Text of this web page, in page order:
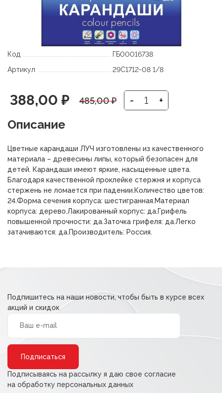
Код
ГБ00016738
Артикул
29С1712-08 1/8
485,00₽
Первоначальная
цена
составляла
485,00 ₽.
388,00 ₽
Текущая
цена:
388,00 ₽.
- +
Описание
Цветные карандаши ЛУЧ изготовлены из качественного
материала – древесины липы, который безопасен для
детей. Карандаши имеют яркие, насыщенные цвета.
Благодаря качественной проклейке стержня и корпуса
стержень не ломается при падении.Количество цветов:
24.Форма сечения корпуса: шестигранная.Материал
корпуса: дерево.Лакированный корпус: да.Грифель
повышенной прочности: да.Заточка грифеля: да.Легко
затачиваются: да.Производитель: Россия.
Подпишитесь на наши новости, чтобы быть в курсе всех
акций и скидок
Подписываясь на рассылку я даю свое согласие
на обработку персональных данных